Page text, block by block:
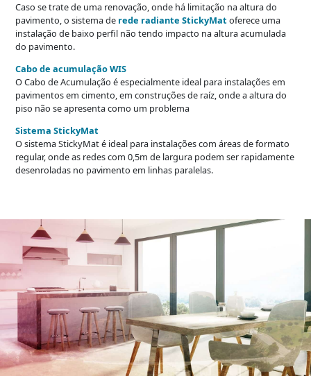
Caso se trate de uma renovação, onde há limitação na altura do
pavimento, o sistema de rede radiante StickyMat oferece uma
instalação de baixo perfil não tendo impacto na altura acumulada
do pavimento.
Cabo de acumulação WIS
O Cabo de Acumulação é especialmente ideal para instalações em
pavimentos em cimento, em construções de raíz, onde a altura do
piso não se apresenta como um problema
Sistema StickyMat
O sistema StickyMat é ideal para instalações com áreas de formato
regular, onde as redes com 0,5m de largura podem ser rapidamente
desenroladas no pavimento em linhas paralelas.